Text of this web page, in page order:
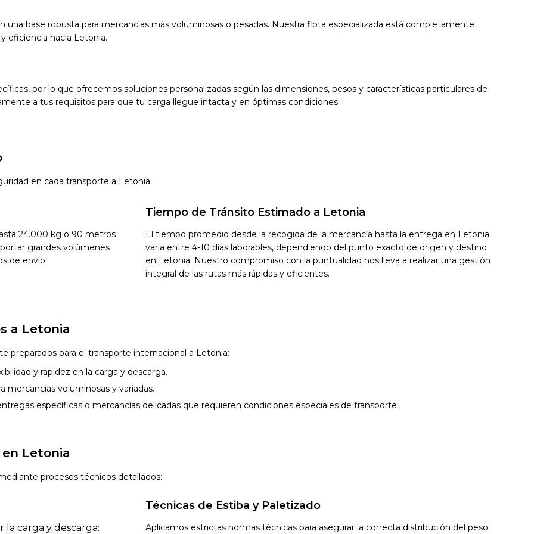
una base robusta para mercancías más voluminosas o pesadas. Nuestra flota especializada está completamente
eficiencia hacia Letonia.
por lo que ofrecemos soluciones personalizadas según las dimensiones, pesos y características particulares de
a tus requisitos para que tu carga llegue intacta y en óptimas condiciones.
en cada transporte a Letonia:
24.000 kg o 90 metros
grandes volúmenes
de envío.
Tiempo de Tránsito Estimado a Letonia
El tiempo promedio desde la recogida de la mercancía hasta la entrega en Letonia
varía entre 4-10 días laborables, dependiendo del punto exacto de origen y destino
en Letonia. Nuestro compromiso con la puntualidad nos lleva a realizar una gestión
integral de las rutas más rápidas y eficientes.
a Letonia
para el transporte internacional a Letonia:
y rapidez en la carga y descarga.
mercancías voluminosas y variadas.
específicas o mercancías delicadas que requieren condiciones especiales de transporte.
Letonia
procesos técnicos detallados:
la carga y descarga:
Técnicas de Estiba y Paletizado
Aplicamos estrictas normas técnicas para asegurar la correcta distribución del peso